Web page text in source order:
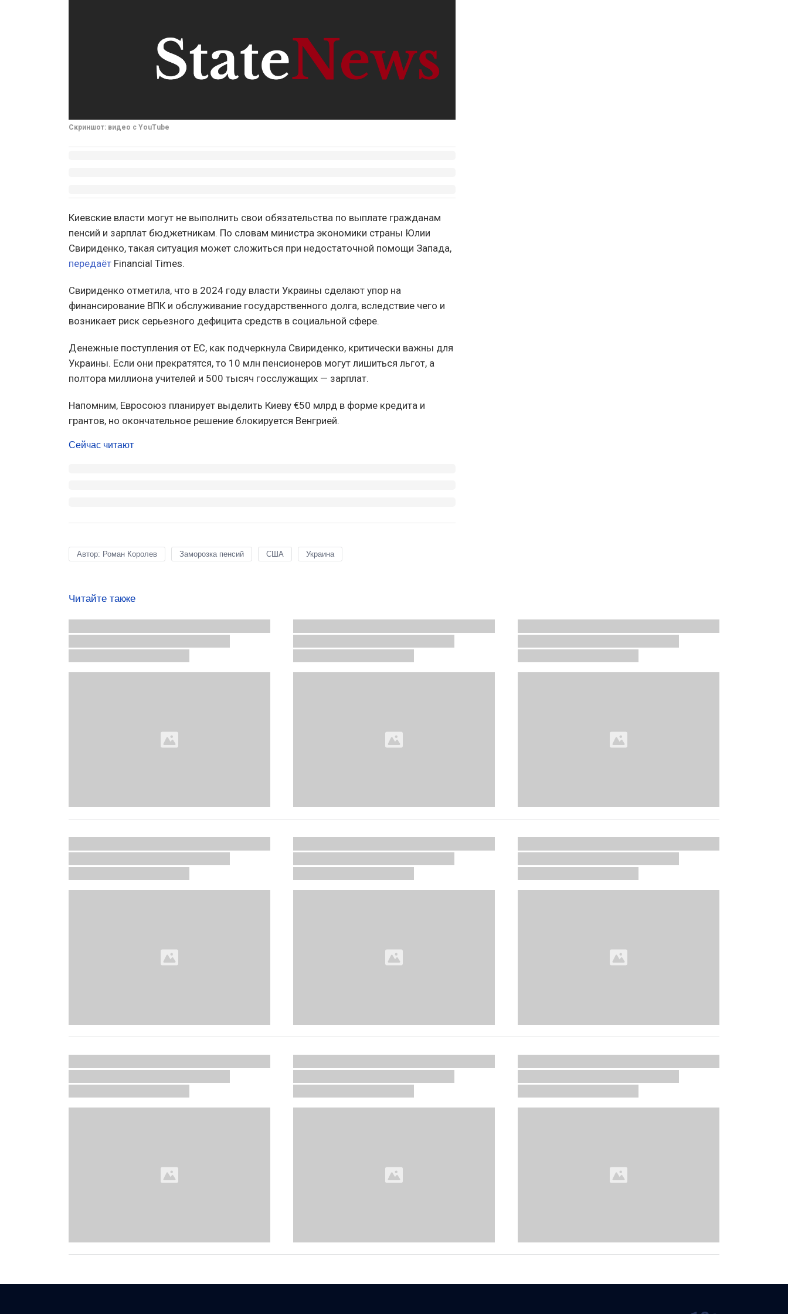
Скриншот: видео с YouTube
Киевские власти могут не выполнить свои обязательства по выплате гражданам
пенсий и зарплат бюджетникам. По словам министра экономики страны Юлии
Свириденко, такая ситуация может сложиться при недостаточной помощи Запада,
передаёт Financial Times.
Свириденко отметила, что в 2024 году власти Украины сделают упор на
финансирование ВПК и обслуживание государственного долга, вследствие чего и
возникает риск серьезного дефицита средств в социальной сфере.
Денежные поступления от ЕС, как подчеркнула Свириденко, критически важны для
Украины. Если они прекратятся, то 10 млн пенсионеров могут лишиться льгот, а
полтора миллиона учителей и 500 тысяч госслужащих — зарплат.
Напомним, Евросоюз планирует выделить Киеву €50 млрд в форме кредита и
грантов, но окончательное решение блокируется Венгрией.
Сейчас читают
Автор: Роман Королев Заморозка пенсий США Украина
Читайте также